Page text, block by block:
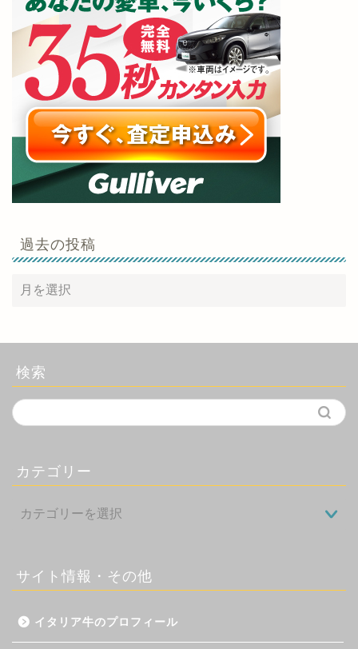
過去の投稿
検索
カテゴリー
サイト情報・その他
イタリア牛のプロフィール